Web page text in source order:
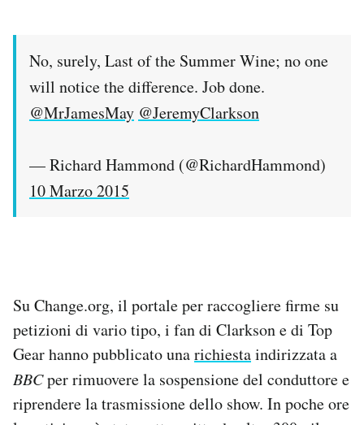
No, surely, Last of the Summer Wine; no one
will notice the difference. Job done.
@MrJamesMay @JeremyClarkson
— Richard Hammond (@RichardHammond)
10 Marzo 2015
Su Change.org, il portale per raccogliere firme su
petizioni di vario tipo, i fan di Clarkson e di Top
Gear hanno pubblicato unarichiestaindirizzata a
BBCper rimuovere la sospensione del conduttore e
riprendere la trasmissione dello show. In poche ore